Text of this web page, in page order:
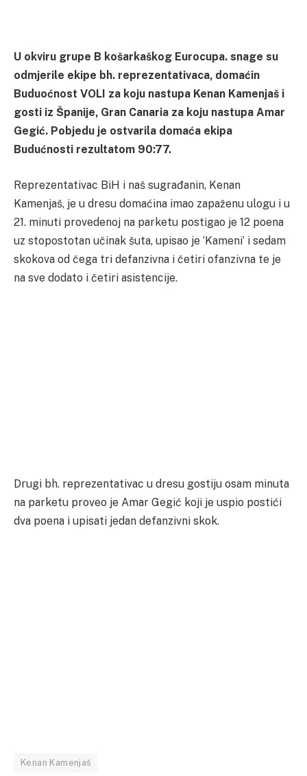
U okviru grupe B košarkaškog Eurocupa. snage su
odmjerile ekipe bh. reprezentativaca, domaćin
Buduoćnost VOLI za koju nastupa Kenan Kamenjaš i
gosti iz Španije, Gran Canaria za koju nastupa Amar
Gegić. Pobjedu je ostvarila domaća ekipa
Budućnosti rezultatom 90:77.
Reprezentativac BiH i naš sugrađanin, Kenan
Kamenjaš, je u dresu domaćina imao zapaženu ulogu i u
21. minuti provedenoj na parketu postigao je 12 poena
uz stopostotan učinak šuta, upisao je ‘Kameni’ i sedam
skokova od čega tri defanzivna i četiri ofanzivna te je
na sve dodato i četiri asistencije.
Drugi bh. reprezentativac u dresu gostiju osam minuta
na parketu proveo je Amar Gegić koji je uspio postići
dva poena i upisati jedan defanzivni skok.
Kenan Kamenjaš